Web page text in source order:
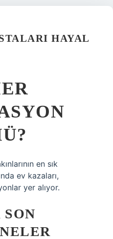
HAYAL
en sık
ev kazaları,
yer alıyor.